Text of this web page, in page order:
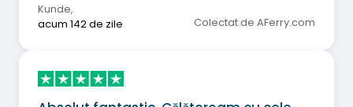
Kunde,
acum 142 de zile
Colectat de AFerry.com